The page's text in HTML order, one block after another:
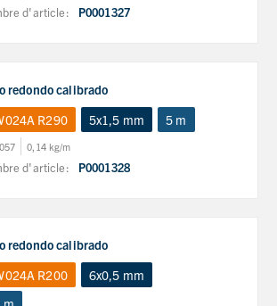
d'article: P0001327
redondo calibrado
R290
5x1,5 mm 5 m
0,14 kg/m
d'article: P0001328
redondo calibrado
R200
6x0,5 mm